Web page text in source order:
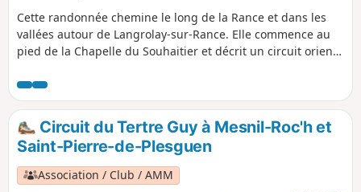
Cette randonnée chemine le long de la Rance et dans les
vallées autour de Langrolay-sur-Rance. Elle commence au
pied de la Chapelle du Souhaitier et décrit un circuit orienté
la Rance et sur la rive opposée, sur Saint-Suliac et le Mont
Gareau. Le parcours est également agrémenté par
quelques très jolies maisons en pierre. Le circuit emprunte
une branche de la liaison du GR®34 au GR®37.
Circuit du Tertre Guy à Mesnil-Roc'h et
Saint-Pierre-de-Plesguen
Association / Club / AMM